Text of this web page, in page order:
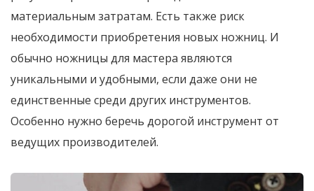
материальным затратам. Есть также риск
необходимости приобретения новых ножниц. И
обычно ножницы для мастера являются
уникальными и удобными, если даже они не
единственные среди других инструментов.
Особенно нужно беречь дорогой инструмент от
ведущих производителей.